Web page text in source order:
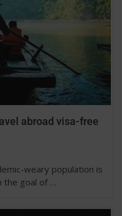
abroad visa-free
weary population is
the goal of …